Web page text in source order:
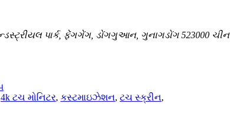
પાર્ક, ફેંગગેંગ, ડોંગગુઆન, ગુનાગડોંગ 523000 ચીન
4k ટચ મોનિટર, કસ્ટમાઇઝેશન, ટચ સ્ક્રીન,